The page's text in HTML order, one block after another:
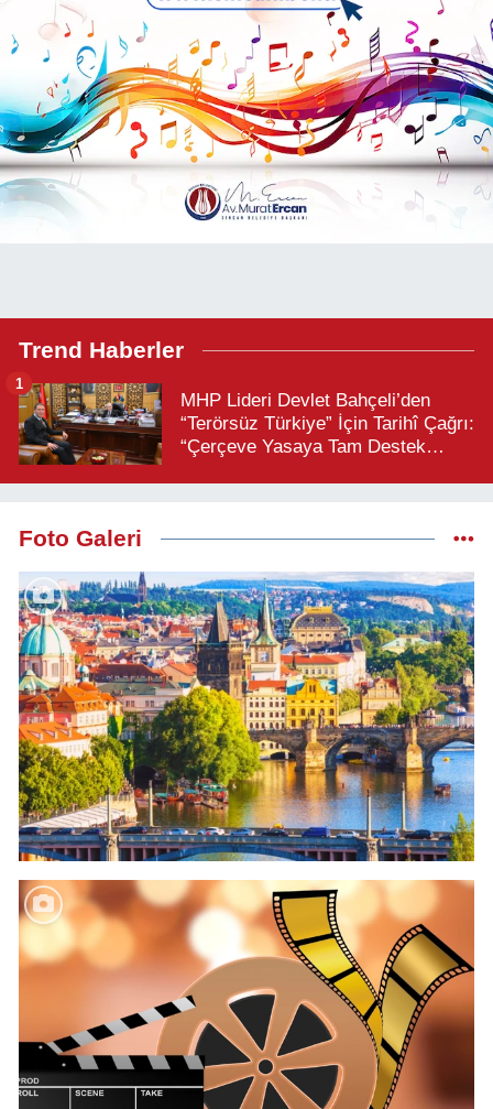
Trend Haberler
MHP Lideri Devlet Bahçeli’den
“Terörsüz Türkiye” İçin Tarihî Çağrı:
“Çerçeve Yasaya Tam Destek
1
Foto Galeri